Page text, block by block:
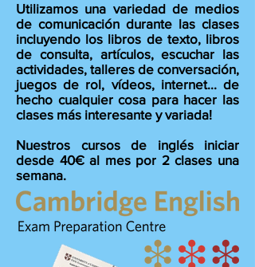
Utilizamos una variedad de medios
de comunicación durante las clases
incluyendo los libros de texto, libros
de consulta, artículos, escuchar las
actividades, talleres de conversación,
juegos de rol, vídeos, internet... de
hecho cualquier cosa para hacer las
clases más interesante y variada!
Nuestros cursos de inglés iniciar
desde 40€ al mes por 2 clases una
semana.